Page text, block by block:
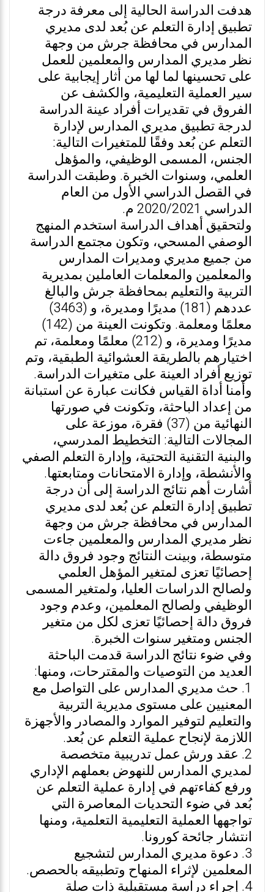
هدفت الدراسة الحالية إلى معرفة درجة
تطبيق إدارة التعلم عن بُعد لدى مديري
المدارس في محافظة جرش من وجهة
نظر مديري المدارس والمعلمين للعمل
على تحسينها لما لها من أثار إيجابية على
سير العملية التعليمية، والكشف عن
الفروق في تقديرات أفراد عينة الدراسة
لدرجة تطبيق مديري المدارس لإدارة
التعلم عن بُعد وفقًا للمتغيرات التالية:
الجنس، المسمى الوظيفي، والمؤهل
العلمي، وسنوات الخبرة. وطبقت الدراسة
في القصل الدراسي الأول من العام
الدراسي 2020/2021 م.
ولتحقيق أهداف الدراسة استخدم المنهج
الوصفي المسحي، وتكون مجتمع الدراسة
من جميع مديري ومديرات المدارس
والمعلمين والمعلمات العاملين بمديرية
التربية والتعليم بمحافظة جرش والبالغ
عددهم (181) مديرًا ومديرة، و (3463)
معلمًا ومعلمة. وتكونت العينة من (142)
مديرًا ومديرة، و (212) معلمًا ومعلمة، تم
اختيارهم بالطريقة العشوائية الطبقية، وتم
توزيع أفراد العينة على متغيرات الدراسة.
وأمنا أداة القياس فكانت عبارة عن استبانة
من إعداد الباحثة، وتكونت في صورتها
النهائية من (37) فقرة، موزعة على
المجالات التالية: التخطيط المدرسي،
والبنية التقنية التحتية، وإدارة التعلم الصفي
والأنشطة، وإدارة الامتحانات ومتابعتها.
أشارت أهم نتائج الدراسة إلى أن درجة
تطبيق إدارة التعلم عن بُعد لدى مديري
المدارس في محافظة جرش من وجهة
نظر مديري المدارس والمعلمين جاءت
متوسطة، وبينت النتائج وجود فروق دالة
إحصائيًا تعزى لمتغير المؤهل العلمي
ولصالح الدراسات العليا، ولمتغير المسمى
الوظيفي ولصالح المعلمين، وعدم وجود
فروق دالة إحصائيًا تعزى لكل من متغير
الجنس ومتغير سنوات الخبرة.
وفي ضوء نتائج الدراسة قدمت الباحثة
العديد من التوصيات والمقترحات، ومنها:
1. حث مديري المدارس على التواصل مع
المعنيين على مستوى مديرية التربية
والتعليم لتوفير الموارد والمصادر والأجهزة
اللازمة لإنجاح عملية التعلم عن بُعد.
2. عقد ورش عمل تدريبية متخصصة
لمديري المدارس للنهوض بعملهم الإداري
ورفع كفاءتهم في إدارة عملية التعلم عن
بُعد في ضوء التحديات المعاصرة التي
تواجهها العملية التعليمية التعلمية، ومنها
انتشار جائحة كورونا.
3. دعوة مديري المدارس لتشجيع
المعلمين لإثراء المنهاح وتطبيقه بالحصص.
4. إجراء دراسة مستقبلية ذات صلة